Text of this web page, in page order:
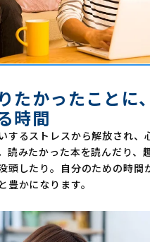
たかったことに、
時間
するストレスから解放され、
読みたかった本を読んだり、
頭したり。自分のための時間
豊かになります。